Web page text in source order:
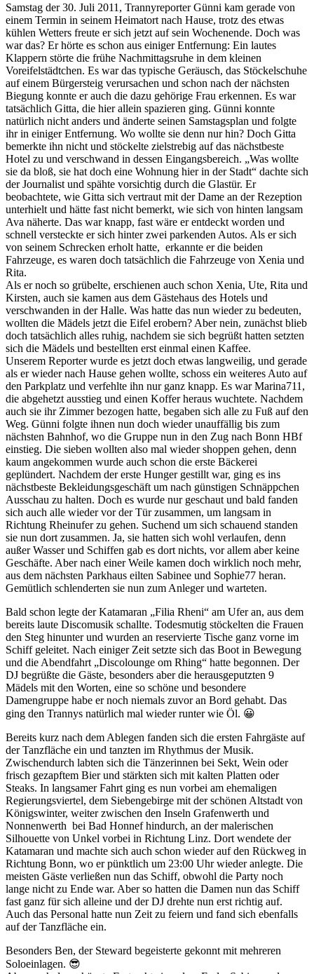
Samstag der 30. Juli 2011, Trannyreporter Günni kam gerade von
einem Termin in seinem Heimatort nach Hause, trotz des etwas
kühlen Wetters freute er sich jetzt auf sein Wochenende. Doch was
war das? Er hörte es schon aus einiger Entfernung: Ein lautes
Klappern störte die frühe Nachmittagsruhe in dem kleinen
Voreifelstädtchen. Es war das typische Geräusch, das Stöckelschuhe
auf einem Bürgersteig verursachen und schon nach der nächsten
Biegung konnte er auch die dazu gehörige Frau erkennen. Es war
tatsächlich Gitta, die hier allein spazieren ging. Günni konnte
natürlich nicht anders und änderte seinen Samstagsplan und folgte
ihr in einiger Entfernung. Wo wollte sie denn nur hin? Doch Gitta
bemerkte ihn nicht und stöckelte zielstrebig auf das nächstbeste
Hotel zu und verschwand in dessen Eingangsbereich. „Was wollte
sie da bloß, sie hat doch eine Wohnung hier in der Stadt“ dachte sich
der Journalist und spähte vorsichtig durch die Glastür. Er
beobachtete, wie Gitta sich vertraut mit der Dame an der Rezeption
unterhielt und hätte fast nicht bemerkt, wie sich von hinten langsam
Ava näherte. Das war knapp, fast wäre er entdeckt worden und
schnell versteckte er sich hinter zwei parkenden Autos. Als er sich
von seinem Schrecken erholt hatte, erkannte er die beiden
Fahrzeuge, es waren doch tatsächlich die Fahrzeuge von Xenia und
Rita.
Als er noch so grübelte, erschienen auch schon Xenia, Ute, Rita und
Kirsten, auch sie kamen aus dem Gästehaus des Hotels und
verschwanden in der Halle. Was hatte das nun wieder zu bedeuten,
wollten die Mädels jetzt die Eifel erobern? Aber nein, zunächst blieb
doch tatsächlich alles ruhig, nachdem sie sich begrüßt hatten setzten
sich die Mädels und bestellten erst einmal einen Kaffee.
Unserem Reporter wurde es jetzt doch etwas langweilig, und gerade
als er wieder nach Hause gehen wollte, schoss ein weiteres Auto auf
den Parkplatz und verfehlte ihn nur ganz knapp. Es war Marina711,
die abgehetzt ausstieg und einen Koffer heraus wuchtete. Nachdem
auch sie ihr Zimmer bezogen hatte, begaben sich alle zu Fuß auf den
Weg. Günni folgte ihnen nun doch wieder unauffällig bis zum
nächsten Bahnhof, wo die Gruppe nun in den Zug nach Bonn HBf
einstieg. Die sieben wollten also mal wieder shoppen gehen, denn
kaum angekommen wurde auch schon die erste Bäckerei
geplündert. Nachdem der erste Hunger gestillt war, ging es ins
nächstbeste Bekleidungsgeschäft um nach günstigen Schnäppchen
Ausschau zu halten. Doch es wurde nur geschaut und bald fanden
sich auch alle wieder vor der Tür zusammen, um langsam in
Richtung Rheinufer zu gehen. Suchend um sich schauend standen
sie nun dort zusammen. Ja, sie hatten sich wohl verlaufen, denn
außer Wasser und Schiffen gab es dort nichts, vor allem aber keine
Geschäfte. Aber nach einer Weile kamen doch wirklich noch mehr,
aus dem nächsten Parkhaus eilten Sabinee und Sophie77 heran.
Gemütlich schlenderten sie nun zum Anleger und warteten.
Bald schon legte der Katamaran „Filia Rheni“ am Ufer an, aus dem
bereits laute Discomusik schallte. Todesmutig stöckelten die Frauen
den Steg hinunter und wurden an reservierte Tische ganz vorne im
Schiff geleitet. Nach einiger Zeit setzte sich das Boot in Bewegung
und die Abendfahrt „Discolounge om Rhing“ hatte begonnen. Der
DJ begrüßte die Gäste, besonders aber die herausgeputzten 9
Mädels mit den Worten, eine so schöne und besondere
Damengruppe habe er noch niemals zuvor an Bord gehabt. Das
ging den Trannys natürlich mal wieder runter wie Öl. 😀
Bereits kurz nach dem Ablegen fanden sich die ersten Fahrgäste auf
der Tanzfläche ein und tanzten im Rhythmus der Musik.
Zwischendurch labten sich die Tänzerinnen bei Sekt, Wein oder
frisch gezapftem Bier und stärkten sich mit kalten Platten oder
Steaks. In langsamer Fahrt ging es nun vorbei am ehemaligen
Regierungsviertel, dem Siebengebirge mit der schönen Altstadt von
Königswinter, weiter zwischen den Inseln Grafenwerth und
Nonnenwerth bei Bad Honnef hindurch, an der malerischen
Silhouette von Unkel vorbei in Richtung Linz. Dort wendete der
Katamaran und machte sich auch schon wieder auf den Rückweg in
Richtung Bonn, wo er pünktlich um 23:00 Uhr wieder anlegte. Die
meisten Gäste verließen nun das Schiff, obwohl die Party noch
lange nicht zu Ende war. Aber so hatten die Damen nun das Schiff
fast ganz für sich alleine und der DJ drehte nun erst richtig auf.
Auch das Personal hatte nun Zeit zu feiern und fand sich ebenfalls
auf der Tanzfläche ein.
Besonders Ben, der Steward begeisterte gekonnt mit mehreren
Soloeinlagen. 😎